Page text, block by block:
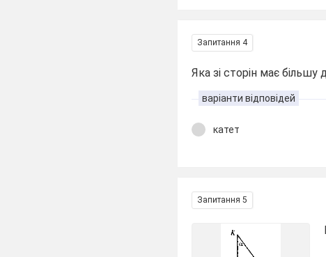
Запитання 4
Яка зі сторін має більшу
варіанти відповідей
катет
Запитання 5